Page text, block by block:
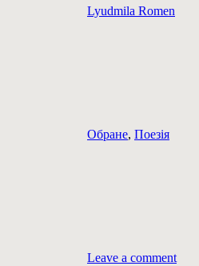
Lyudmila Romen
Обране, Поезія
Leave a comment